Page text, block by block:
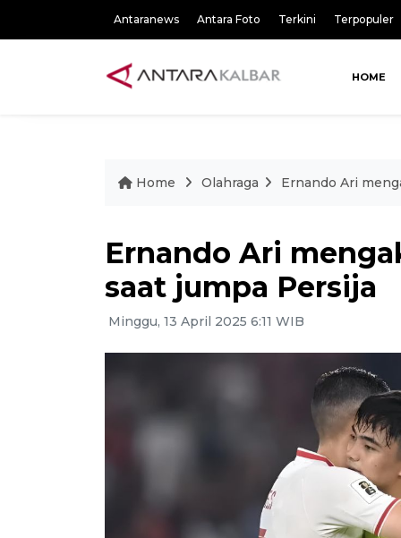
Antaranews Antara Foto Terkini Terpopuler
HOME
Home Olahraga Ernando Ari
Ernando Ari
saat jumpa Persija
Minggu, 13 April 2025 6:11 WIB